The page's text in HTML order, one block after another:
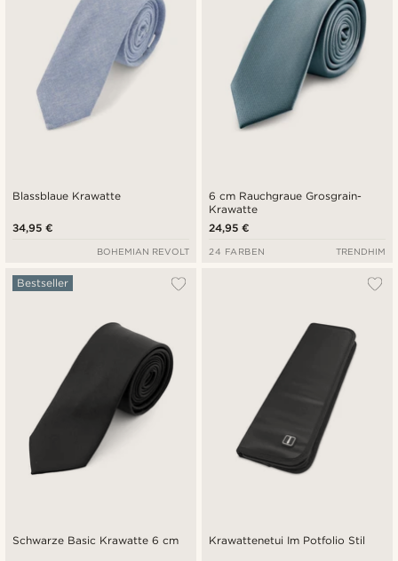
Blassblaue Krawatte
34,95 €
BOHEMIAN REVOLT
6 cm Rauchgraue Grosgrain-
Krawatte
24,95 €
24 FARBEN TRENDHIM
Schwarze Basic Krawatte 6 cm
Bestseller
Krawattenetui Im Potfolio Stil